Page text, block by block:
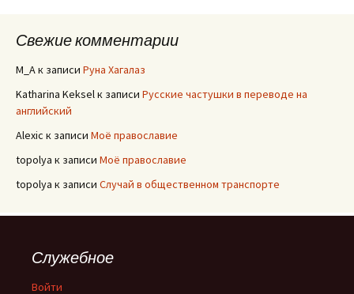
Свежие комментарии
M_Aк записи Руна Хагалаз
Katharina Kekselк записи Русские частушки в переводе на
английский
Alexic к записи Моё православие
topolya к записи Моё православие
topolya к записи Случай в общественном транспорте
Служебное
Войти